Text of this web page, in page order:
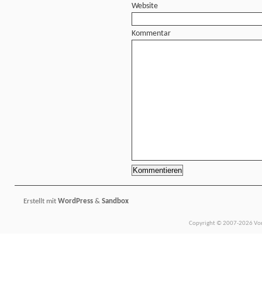
Website
Kommentar
Erstellt mit WordPress & Sandbox
Copyright © 2007-2026